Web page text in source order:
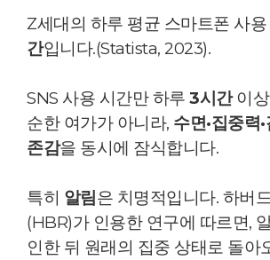
Z세대의 하루 평균 스마트폰 사
간입니다.(Statista, 2023).
SNS 사용 시간만 하루 3시간이
순한 여가가 아니라, 수면·집중력
존감을 동시에 잠식합니다.
특히 알림 은 치명적입니다. 하버
(HBR)가 인용한 연구에 따르면,
인한 뒤 원래의 집중 상태로 돌아